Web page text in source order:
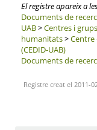
El registre apareix a
Documents de
UAB>Centres i
humanitats>Centre
(CEDID-UAB)
Documents de
Registre creat el 2011-